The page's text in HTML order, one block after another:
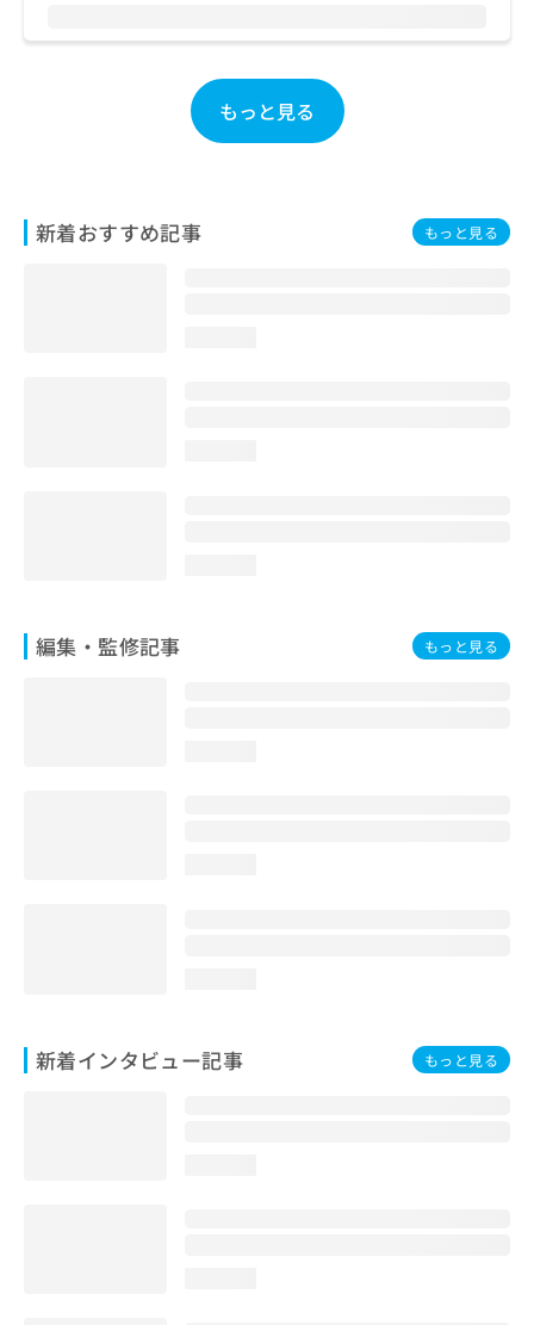
もっと見る
新着おすすめ記事 もっと見る
編集・監修記事 もっと見る
新着インタビュー記事 もっと見る
問
ら